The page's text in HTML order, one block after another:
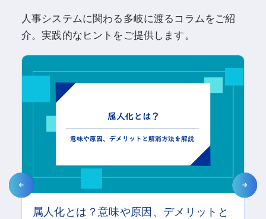
人事システムに関わる多岐に渡るコラムをご紹
介。実践的なヒントをご提供します。
属人化とは？意味や原因、デメリットと